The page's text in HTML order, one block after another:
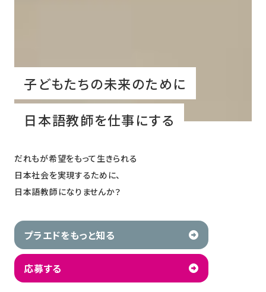
子どもたちの未来のために
日本語教師を仕事にする
だれもが希望をもって生きられる
日本社会を実現するために、
日本語教師になりませんか？
プラエドをもっと知る
応募する